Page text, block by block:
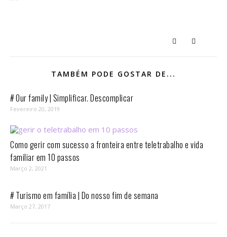
TAMBÉM PODE GOSTAR DE...
# Our family | Simplificar. Descomplicar
Fevereiro 20, 2019
Como gerir com sucesso a fronteira entre teletrabalho e vida
familiar em 10 passos⁣
Março 2, 2021
# Turismo em família | Do nosso fim de semana
Março 27, 2017